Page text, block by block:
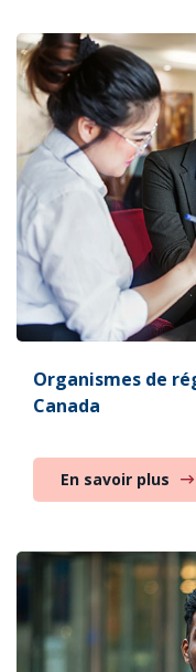
Organismes de
Canada
En savoir plus